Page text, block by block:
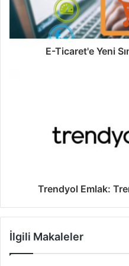
E-Ticaret'e Yeni
Trendyol Emlak:
İlgili Makaleler